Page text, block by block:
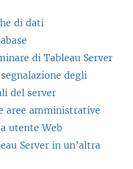
r
di dati
di Tableau Server
degli
del server
aree amministrative
utente Web
Server in un’altra